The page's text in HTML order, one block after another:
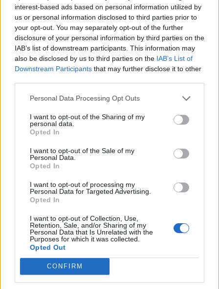
interest-based ads based on personal information utilized by
us or personal information disclosed to third parties prior to
your opt-out. You may separately opt-out of the further
disclosure of your personal information by third parties on the
IAB’s list of downstream participants. This information may
also be disclosed by us to third parties on the IAB’s List of
Downstream Participants that may further disclose it to other
Personal Data Processing Opt Outs
I want to opt-out of the Sharing of my
personal data.
Opted In
I want to opt-out of the Sale of my
Personal Data.
Opted In
I want to opt-out of processing my
Personal Data for Targeted Advertising.
Opted In
I want to opt-out of Collection, Use,
Retention, Sale, and/or Sharing of my
Personal Data that Is Unrelated with the
Purposes for which it was collected.
Opted Out
CONFIRM
05/08/2026
Accounting Assistant / Βοηθός Λογιστηρίου
05/08/2026
Πωλήτρια σε κατάστημα καλλυντικών
ΚΕΝΤΡΟ | ΧΑΝΙΑ
Πλήρης απασχόληση
05/08/2026
Housekeeper / Καμαριέρα - Domes Zeen Chania
Πλήρης απασχόληση